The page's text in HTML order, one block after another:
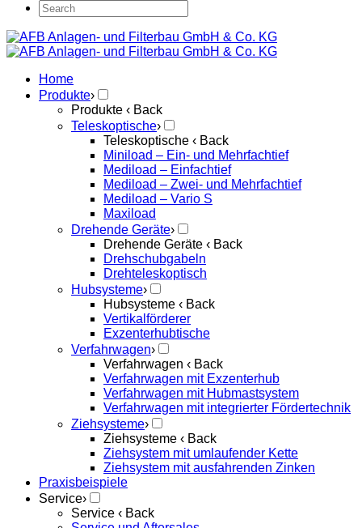
Home
Produkte›
Produkte ‹ Back
Teleskoptische›
Teleskoptische ‹ Back
Miniload – Ein- und Mehrfachtief
Mediload – Einfachtief
Mediload – Zwei- und Mehrfachtief
Mediload – Vario S
Maxiload
Drehende Geräte›
Drehende Geräte ‹ Back
Drehschubgabeln
Drehteleskoptisch
Hubsysteme›
Hubsysteme ‹ Back
Vertikalförderer
Exzenterhubtische
Verfahrwagen›
Verfahrwagen ‹ Back
Verfahrwagen mit Exzenterhub
Verfahrwagen mit Hubmastsystem
Verfahrwagen mit integrierter Fördertechnik
Ziehsysteme›
Ziehsysteme ‹ Back
Ziehsystem mit umlaufender Kette
Ziehsystem mit ausfahrenden Zinken
Praxisbeispiele
Service›
Service ‹ Back